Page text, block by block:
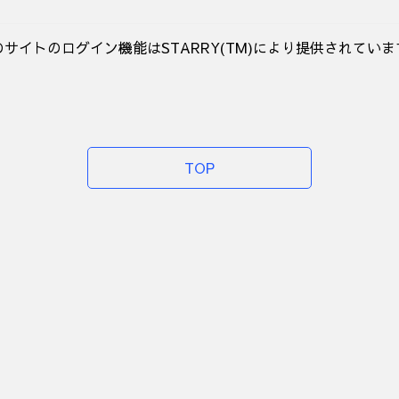
サイトのログイン機能はSTARRY(TM)により提供されていま
TOP